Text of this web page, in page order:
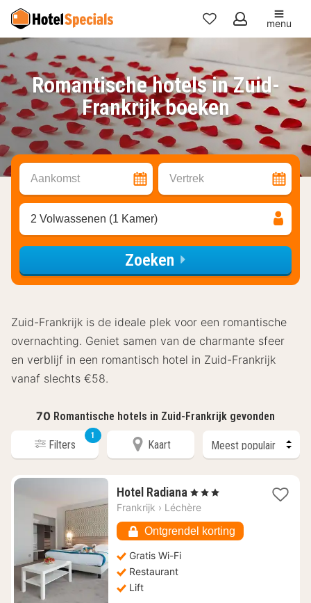
Mijn
favorieten
menu
Romantische hotels in Zuid-
Frankrijk boeken
Aankomst Vertrek
2 Volwassenen (1 Kamer)
Zoeken
Zuid-Frankrijk is de ideale plek voor een romantische
overnachting. Geniet samen van de charmante sfeer
en verblijf in een romantisch hotel in Zuid-Frankrijk
vanaf slechts €58.
70 Romantische hotels in Zuid-Frankrijk gevonden
Filters
1
Kaart
Hotel Radiana 1
nacht
€
104,55
, 3 Sterren
Frankrijk › Léchère
Ontgrendel korting
Gratis Wi-Fi
Restaurant
Lift